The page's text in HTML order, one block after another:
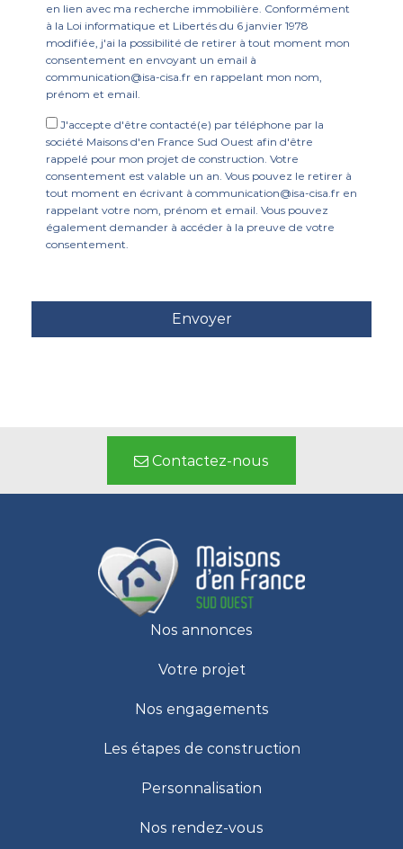
en lien avec ma recherche immobilière. Conformément
à la Loi informatique et Libertés du 6 janvier 1978
modifiée, j'ai la possibilité de retirer à tout moment mon
consentement en envoyant un email à
communication@isa-cisa.fr en rappelant mon nom,
prénom et email.
J'accepte d'être contacté(e) par téléphone par la
société Maisons d'en France Sud Ouest afin d'être
rappelé pour mon projet de construction. Votre
consentement est valable un an. Vous pouvez le retirer à
tout moment en écrivant à communication@isa-cisa.fr en
rappelant votre nom, prénom et email. Vous pouvez
également demander à accéder à la preuve de votre
consentement.
Contactez-nous
Nos annonces
Votre projet
Nos engagements
Les étapes de construction
Personnalisation
Nos rendez-vous